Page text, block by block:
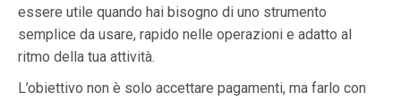
essere utile quando hai bisogno di uno strumento
semplice da usare, rapido nelle operazioni e adatto al
ritmo della tua attività.
L’obiettivo non è solo accettare pagamenti, ma farlo con